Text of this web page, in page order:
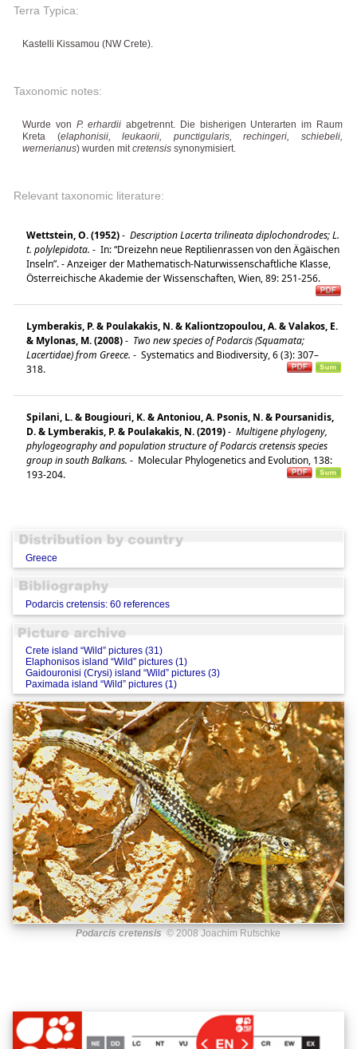
Terra Typica:
Kastelli Kissamou (NW Crete).
Taxonomic notes:
Wurde von P. erhardii abgetrennt. Die bisherigen Unterarten im Raum
Kreta (elaphonisii, leukaorii, punctigularis, rechingeri, schiebeli,
wernerianus) wurden mitcretensis synonymisiert.
Relevant taxonomic literature:
Wettstein, O. (1952)- Description Lacerta trilineata diplochondrodes; L.
t. polylepidota. - In: “Dreizehn neue Reptilienrassen von den Ägäischen
Inseln”. - Anzeiger der Mathematisch-Naturwissenschaftliche Klasse,
Österreichische Akademie der Wissenschaften, Wien, 89: 251-256.
Lymberakis, P. & Poulakakis, N. & Kaliontzopoulou, A. & Valakos, E.
& Mylonas, M. (2008)- Two new species of Podarcis (Squamata;
Lacertidae) from Greece. - Systematics and Biodiversity, 6 (3): 307–
318.
Spilani, L. & Bougiouri, K. & Antoniou, A. Psonis, N. & Poursanidis,
D. & Lymberakis, P. & Poulakakis, N. (2019)- Multigene phylogeny,
phylogeography and population structure of Podarcis cretensis species
group in south Balkans. - Molecular Phylogenetics and Evolution, 138:
193-204.
Greece
Podarcis cretensis: 60 references
Crete island “Wild” pictures (31)
Elaphonisos island “Wild” pictures (1)
Gaidouronisi (Crysi) island “Wild” pictures (3)
Paximada island “Wild” pictures (1)
Podarcis cretensis © 2008 Joachim Rutschke